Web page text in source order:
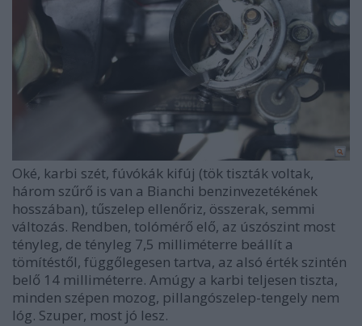
Oké, karbi szét, fúvókák kifúj (tök tiszták voltak,
három szűrő is van a Bianchi benzinvezetékének
hosszában), tűszelep ellenőriz, összerak, semmi
változás. Rendben, tolómérő elő, az úszószint most
tényleg, de tényleg 7,5 milliméterre beállít a
tömítéstől, függőlegesen tartva, az alsó érték szintén
belő 14 milliméterre. Amúgy a karbi teljesen tiszta,
minden szépen mozog, pillangószelep-tengely nem
lóg. Szuper, most jó lesz.